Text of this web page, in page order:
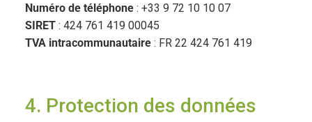
Numéro de téléphone: +33 9 72 10 10 07
SIRET: 424 761 419 00045
TVA intracommunautaire: FR 22 424 761 419
4. Protection des données